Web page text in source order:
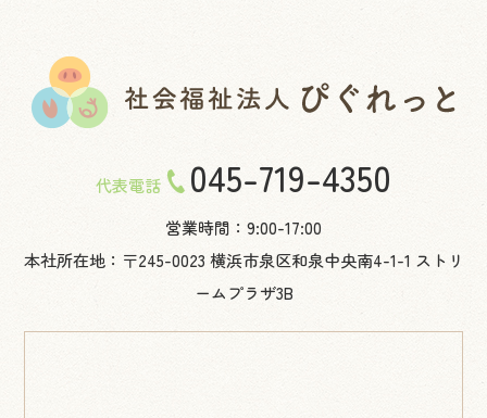
代表電話 045-719-4350
営業時間：9:00-17:00
本社所在地：〒245-0023 横浜市泉区和泉中央南4-1-1 ストリ
ームプラザ3B